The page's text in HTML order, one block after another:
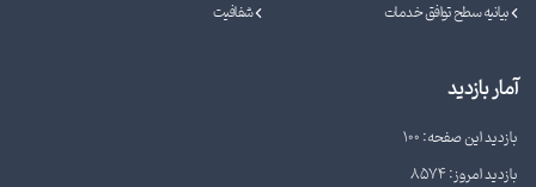
بیانیه سطح توافق خدمات
شفافیت
آمار بازدید
بازدید این صفحه: 100
بازدید امروز: 8574